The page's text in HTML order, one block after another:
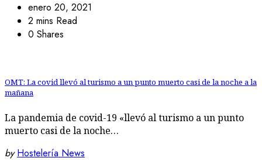
enero 20, 2021
2 mins Read
0 Shares
OMT: La covid llevó al turismo a un punto muerto casi de la noche a la
mañana
La pandemia de covid-19 «llevó al turismo a un punto
muerto casi de la noche…
by Hostelería News